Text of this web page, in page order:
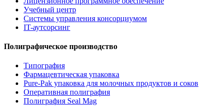
Учебный центр
Системы управления консорциумом
IT-аутсорсинг
Полиграфическое производство
Типография
Фармацевтическая упаковка
Pure-Pak упаковка для молочных продуктов и соков
Оперативная полиграфия
Полиграфия Seal Mag